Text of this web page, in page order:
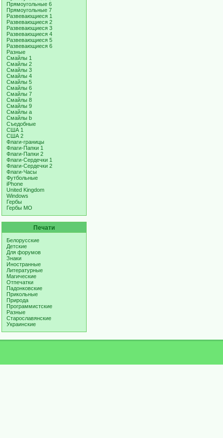
Прямоугольные 6
Прямоугольные 7
Развевающиеся 1
Развевающиеся 2
Развевающиеся 3
Развевающиеся 4
Развевающиеся 5
Развевающиеся 6
Разные
Смайлы 1
Смайлы 2
Смайлы 3
Смайлы 4
Смайлы 5
Смайлы 6
Смайлы 7
Смайлы 8
Смайлы 9
Смайлы a
Смайлы b
Съедобные
США 1
США 2
Флаги-границы
Флаги-Папки 1
Флаги-Папки 2
Флаги-Сердечки 1
Флаги-Сердечки 2
Флаги-Часы
Футбольные
iPhone
United Kingdom
Windows
Гербы
Гербы МО
Печати
Белорусские
Детские
Для форумов
Знаки
Иностранные
Литературные
Магические
Отпечатки
Падонковские
Прикольные
Природа
Программистские
Разные
Старославянские
Украинские